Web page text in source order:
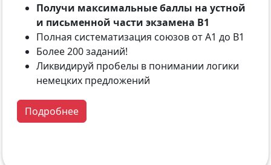
Получи максимальные баллы на устной
и письменной части экзамена B1
Полная систематизация союзов от A1 до B1
Более 200 заданий!
Ликвидируй пробелы в понимании логики
немецких предложений
Подробнее